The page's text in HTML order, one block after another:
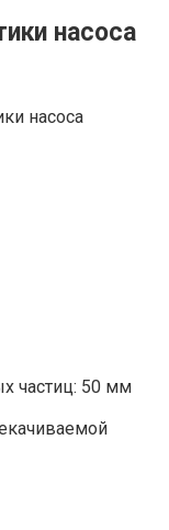
насоса
насоса
частиц: 50 мм